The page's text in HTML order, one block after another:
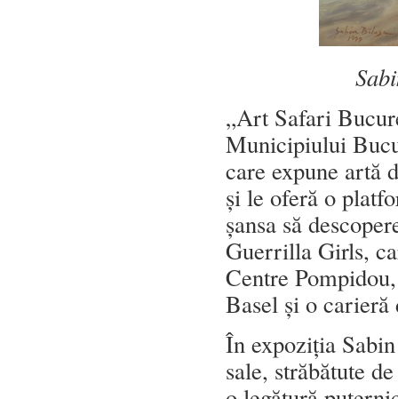
„Art Safari
Municipiului
care expune artă
și le oferă o
șansa să
Guerrilla Girls,
Centre
Basel și o
În expoziția
sale, străbătute